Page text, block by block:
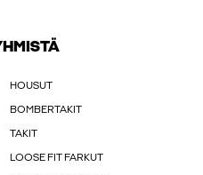
HOUSUT
BOMBERTAKIT
TAKIT
LOOSE FIT FARKUT